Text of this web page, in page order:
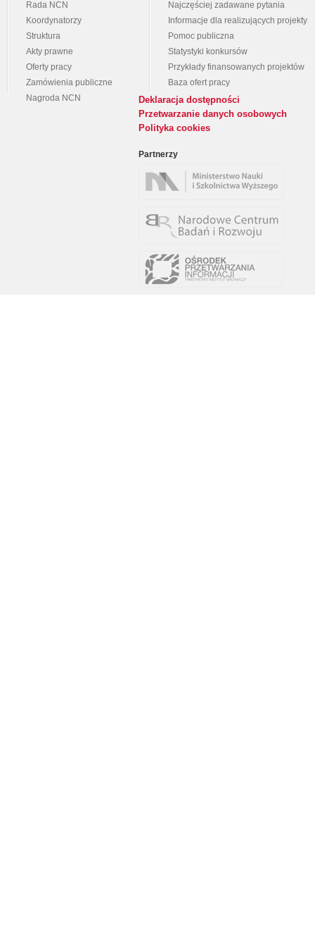
Rada NCN
Koordynatorzy
Struktura
Akty prawne
Oferty pracy
Zamówienia publiczne
Nagroda NCN
Najczęściej zadawane pytania
Informacje dla realizujących projekty
Pomoc publiczna
Statystyki konkursów
Przykłady finansowanych projektów
Baza ofert pracy
Deklaracja dostępności
Przetwarzanie danych osobowych
Polityka cookies
Partnerzy